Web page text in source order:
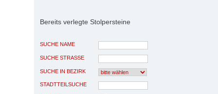
Bereits verlegte Stolpersteine
SUCHE NAME
SUCHE STRASSE
SUCHE IN BEZIRK
STADTTEILSUCHE